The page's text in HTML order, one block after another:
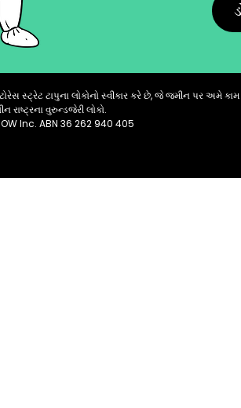
સ્ટ્રેટ ટાપુના લોકોનો સ્વીકાર કરે છે, જે જમીન પર અમે
રાષ્ટ્રના વુરુન્ડજેરી લોકો.
Inc. ABN 36 262 940 405